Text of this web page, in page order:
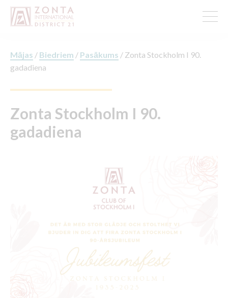
Mājas / Biedriem / Pasākums / Zonta Stockholm I 90.
gadadiena
Zonta Stockholm I 90.
gadadiena